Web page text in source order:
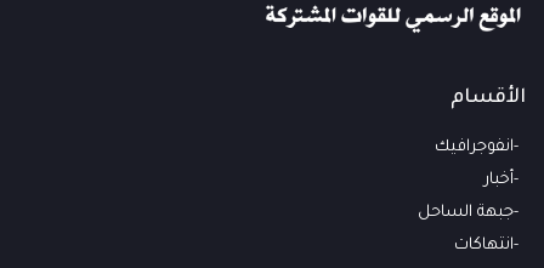
الأقسام
انفوجرافيك
أخبار
جبهة الساحل
انتهاكات